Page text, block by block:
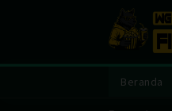
Beranda